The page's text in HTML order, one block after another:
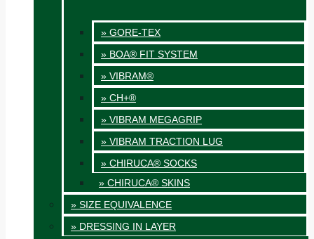
» GORE-TEX
» BOA® FIT SYSTEM
» VIBRAM®
» CH+®
» VIBRAM MEGAGRIP
» VIBRAM TRACTION LUG
» CHIRUCA® SOCKS
» CHIRUCA® SKINS
» SIZE EQUIVALENCE
» DRESSING IN LAYER